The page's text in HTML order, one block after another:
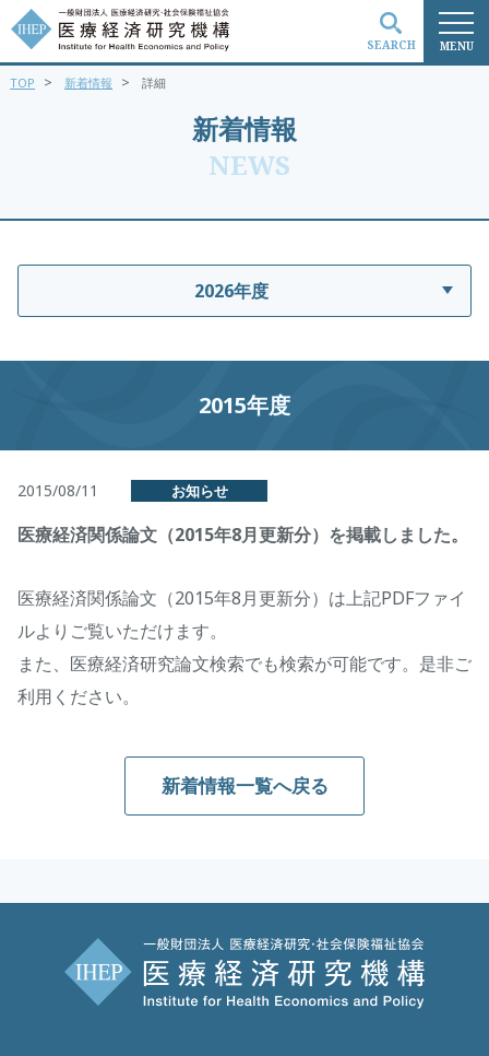
MENU
SEARCH
新着情報
NEWS
TOP > 新着情報 > 詳細
2026年度
2015年度
2015/08/11 お知らせ
医療経済関係論文（2015年8月更新分）を掲載しました。
医療経済関係論文（2015年8月更新分）は上記PDFファイ
ルよりご覧いただけます。
また、医療経済研究論文検索でも検索が可能です。是非ご
利用ください。
新着情報一覧へ戻る